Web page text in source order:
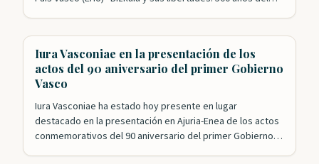
Iura Vasconiae en la presentación de los
actos del 90 aniversario del primer Gobierno
Vasco
Iura Vasconiae ha estado hoy presente en lugar
destacado en la presentación en Ajuria-Enea de los actos
conmemorativos del 90 aniversario del primer Gobierno